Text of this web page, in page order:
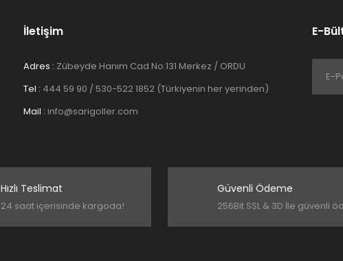
İletişim
Adres : Zübeyde Hanım Cad No:131 Merkez / ORDU
Tel : 444 59 90 / 530-522 1852 (Türkiyenin her yerinden)
Mail : info@sarigoller.com
E-
Hızlı Teslimat
24 saat içerisinde kargoda!
Güvenli Ödeme
256Bit SSL & 3D İle güvenli